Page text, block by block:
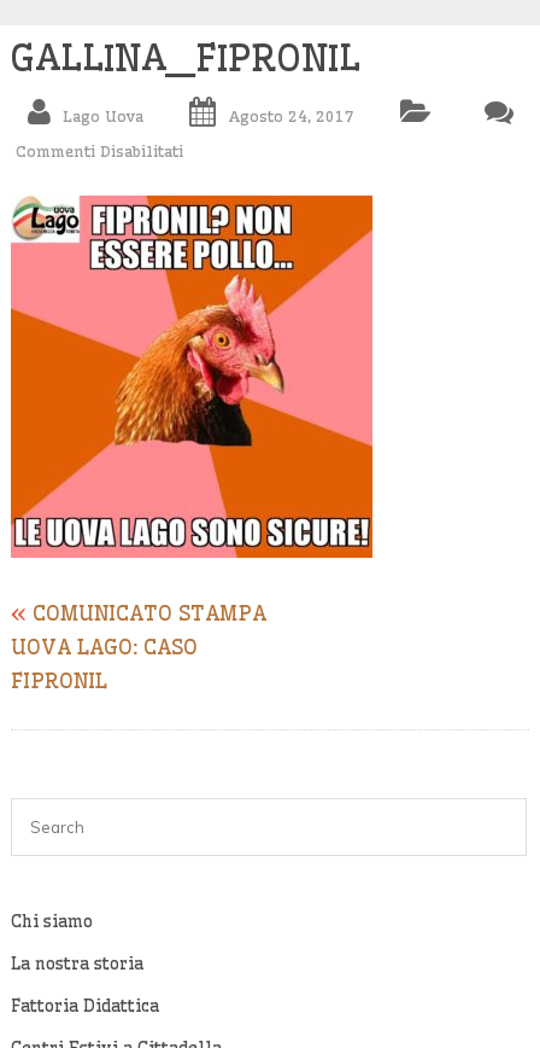
GALLINA_FIPRONIL
Lago Uova
Agosto 24, 2017
Commenti Disabilitati
« COMUNICATO STAMPA
UOVA LAGO: CASO
FIPRONIL
Chi siamo
La nostra storia
Fattoria Didattica